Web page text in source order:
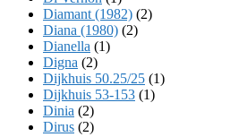
Diamant (1982) (2)
Diana (1980) (2)
Dianella (1)
Digna (2)
Dijkhuis 50.25/25 (1)
Dijkhuis 53-153 (1)
Dinia (2)
Dirus (2)